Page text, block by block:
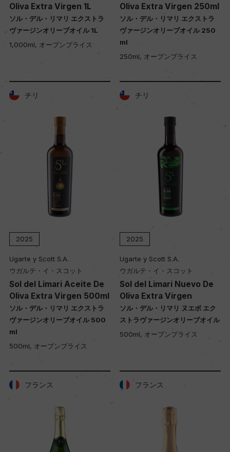
Oliva Extra Virgen 1L
ソル・デル・リマリ エクストラ
ヴァージンオリーブオイル 1L
1,000ml, オープンプライス
Oliva Extra Virgen 250ml
ソル・デル・リマリ エクストラ
ヴァージンオリーブオイル 250
ml
250ml, オープンプライス
チリ
2025
Ugarte y Scott S.A.
ウガルテ・イ・スコット
Sol del Limari Aceite De
Oliva Extra Virgen 500ml
ソル・デル・リマリ エクストラ
ヴァージンオリーブオイル 500
ml
500ml, オープンプライス
チリ
2025
Ugarte y Scott S.A.
ウガルテ・イ・スコット
Sol del Limari Nuevo De
Oliva Extra Virgen
ソル・デル・リマリ ヌエボ エク
ストラヴァージンオリーブオイル
500ml, オープンプライス
フランス フランス